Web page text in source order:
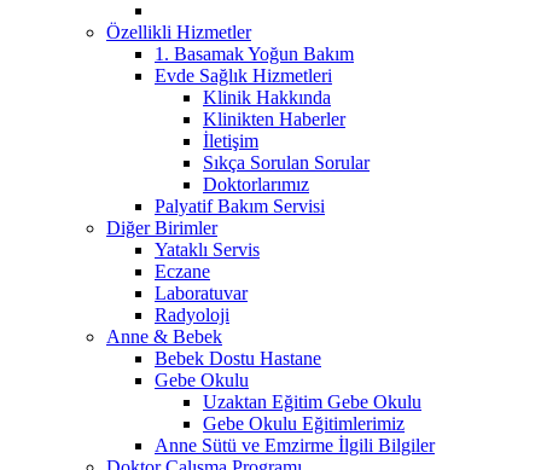
Özellikli Hizmetler
1. Basamak Yoğun Bakım
Evde Sağlık Hizmetleri
Klinik Hakkında
Klinikten Haberler
İletişim
Sıkça Sorulan Sorular
Doktorlarımız
Palyatif Bakım Servisi
Diğer Birimler
Yataklı Servis
Eczane
Laboratuvar
Radyoloji
Anne & Bebek
Bebek Dostu Hastane
Gebe Okulu
Uzaktan Eğitim Gebe Okulu
Gebe Okulu Eğitimlerimiz
Anne Sütü ve Emzirme İlgili Bilgiler